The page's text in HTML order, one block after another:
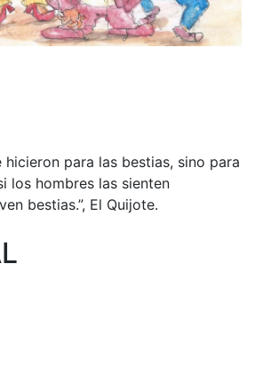
hicieron para las bestias, sino para
los hombres las sienten
bestias.”, El Quijote.